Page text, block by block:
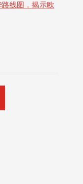
线图，揭示欧